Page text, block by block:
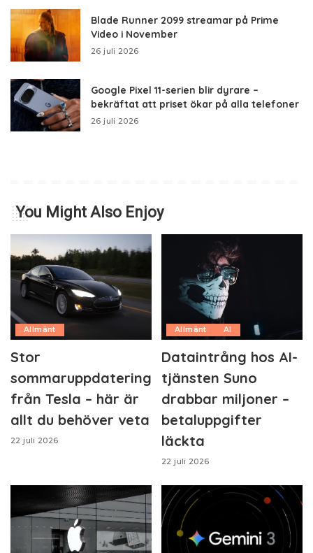
Blade Runner 2099 streamar på Prime
Video i November
26 juli 2026
Google Pixel 11-serien blir dyrare –
bekräftat att priset ökar på alla telefoner
26 juli 2026
You Might Also Enjoy
Allmänt
Stor
sommaruppdatering
från Tesla – här är
allt du behöver veta
22 juli 2026
Allmänt AI
Dataintrång hos AI-
tjänsten Suno
drabbar miljoner –
betaluppgifter
läckta
22 juli 2026